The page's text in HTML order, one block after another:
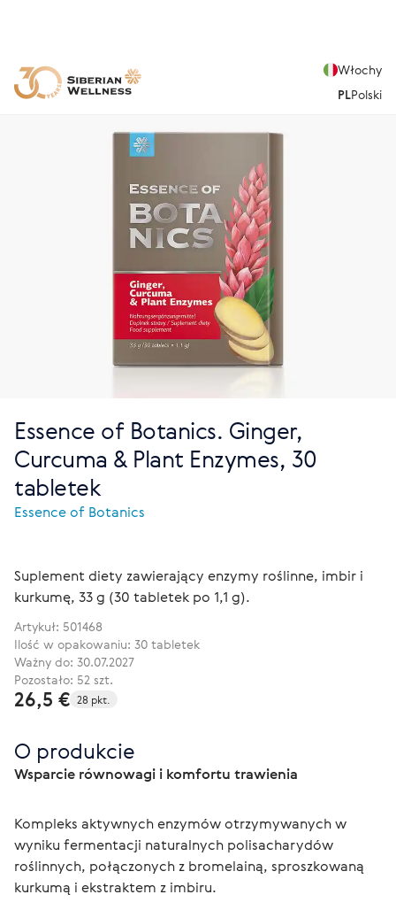
Włochy
PLPolski
Essence of Botanics. Ginger,
Curcuma & Plant Enzymes, 30
tabletek
Essence of Botanics
Suplement diety zawierający enzymy roślinne, imbir i
kurkumę, 33 g (30 tabletek po 1,1 g).
Artykuł: 501468
Ilość w opakowaniu: 30 tabletek
Ważny do: 30.07.2027
Pozostało: 52 szt.
26,5 € 28 pkt.
O produkcie
Wsparcie równowagi i komfortu trawienia
Kompleks aktywnych enzymów otrzymywanych w
wyniku fermentacji naturalnych polisacharydów
roślinnych, połączonych z bromelainą, sproszkowaną
kurkumą i ekstraktem z imbiru.